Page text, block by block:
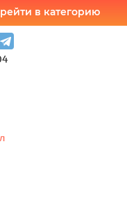
в категорию